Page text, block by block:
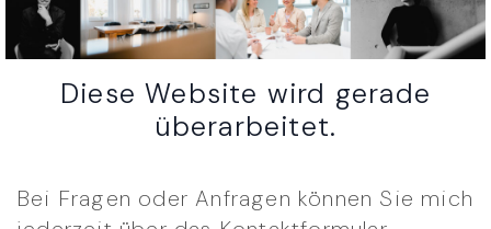
Diese Website wird gerade
überarbeitet.
Bei Fragen oder Anfragen können Sie mich